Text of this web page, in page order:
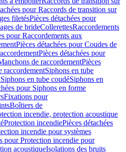
pour Raccords de transition sur
filetésPièces détachées pour
de brideCollerettesRaccordements
pour Raccordements aux
Pièces détachées pour Coudes de
Pièces détachées pour
de raccordementPièces
raccordementSiphons en tube
en tube coudéSiphons en
pour Siphons en forme
Fixations pour
Boîtiers de
incendie, protection acoustique
Protection incendiePièces détachées
incendie pour systèmes
pour Protection incendie pour
acoustiqueIsolations des bruits